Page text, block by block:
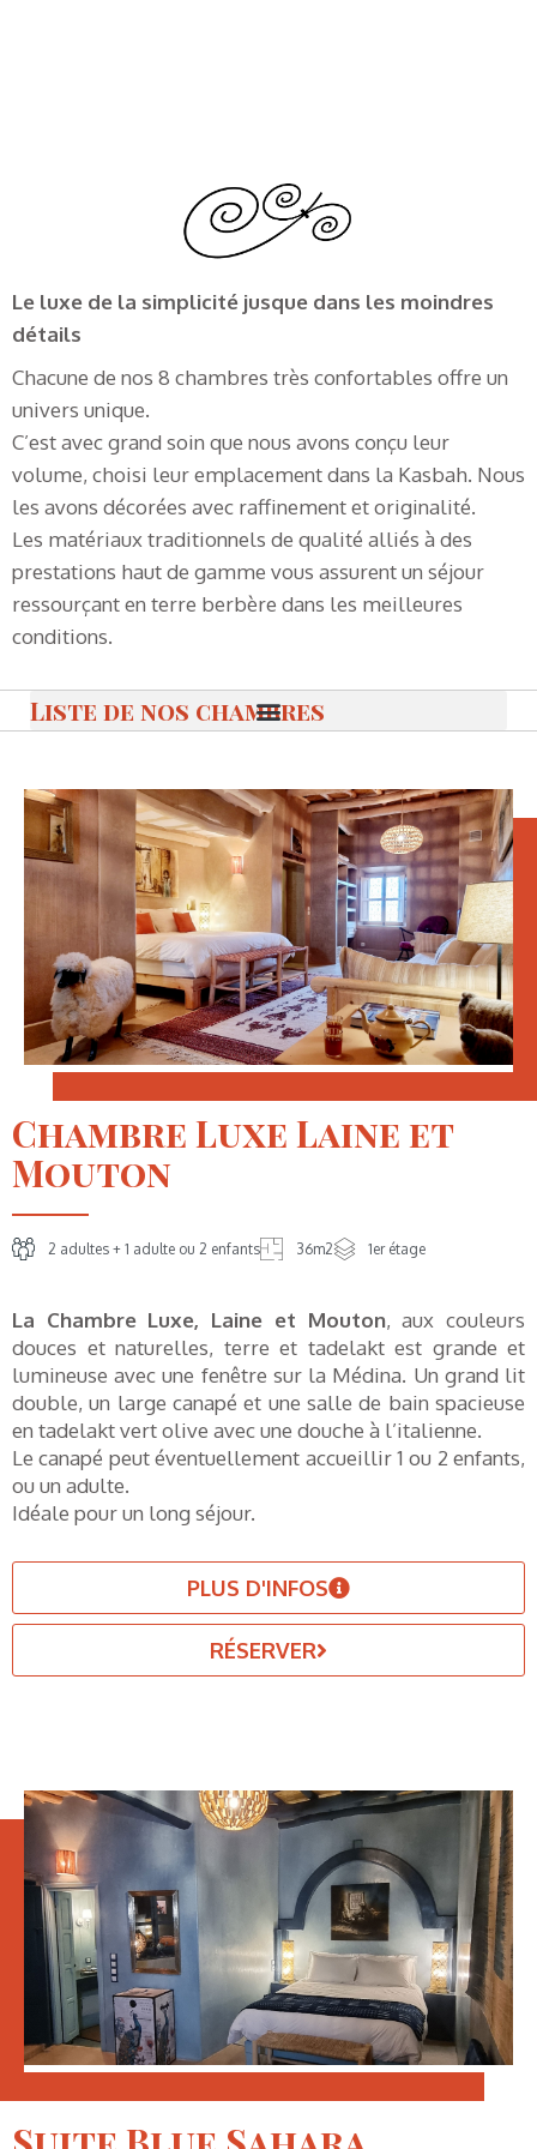
Le luxe de la simplicité jusque dans les moindres
détails
Chacune de nos 8 chambres très confortables offre un
univers unique.
C’est avec grand soin que nous avons conçu leur
volume, choisi leur emplacement dans la Kasbah. Nous
les avons décorées avec raffinement et originalité.
Les matériaux traditionnels de qualité alliés à des
prestations haut de gamme vous assurent un séjour
ressourçant en terre berbère dans les meilleures
conditions.
Liste de nos chambres
Chambre Luxe Laine et
Mouton
2 adultes + 1 adulte ou 2 enfants 36m2 1er étage
La Chambre Luxe, Laine et Mouton, aux couleurs
douces et naturelles, terre et tadelakt est grande et
lumineuse avec une fenêtre sur la Médina. Un grand lit
double, un large canapé et une salle de bain spacieuse
en tadelakt vert olive avec une douche à l’italienne.
Le canapé peut éventuellement accueillir 1 ou 2 enfants,
ou un adulte.
Idéale pour un long séjour.
PLUS D'INFOS
RÉSERVER